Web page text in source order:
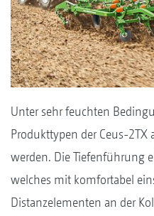
Unter sehr feuchten
Produkttypen der Ceus-2TX
werden. Die Tiefenführung
welches mit komfortabel
Distanzelementen an der